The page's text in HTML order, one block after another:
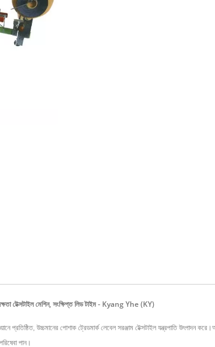
টেক্সটাইল মেশিন, সংক্ষিপ্ত লিড টাইম - Kyang Yhe (KY)
উচ্চমানের পোশাক ট্রেডমার্ক লেবেল সরঞ্জাম টেক্সটাইল যন্ত্রপাতি উৎপাদন
পান।